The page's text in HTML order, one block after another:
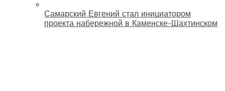
Самарский Евгений стал инициатором
проекта набережной в Каменске-Шахтинском